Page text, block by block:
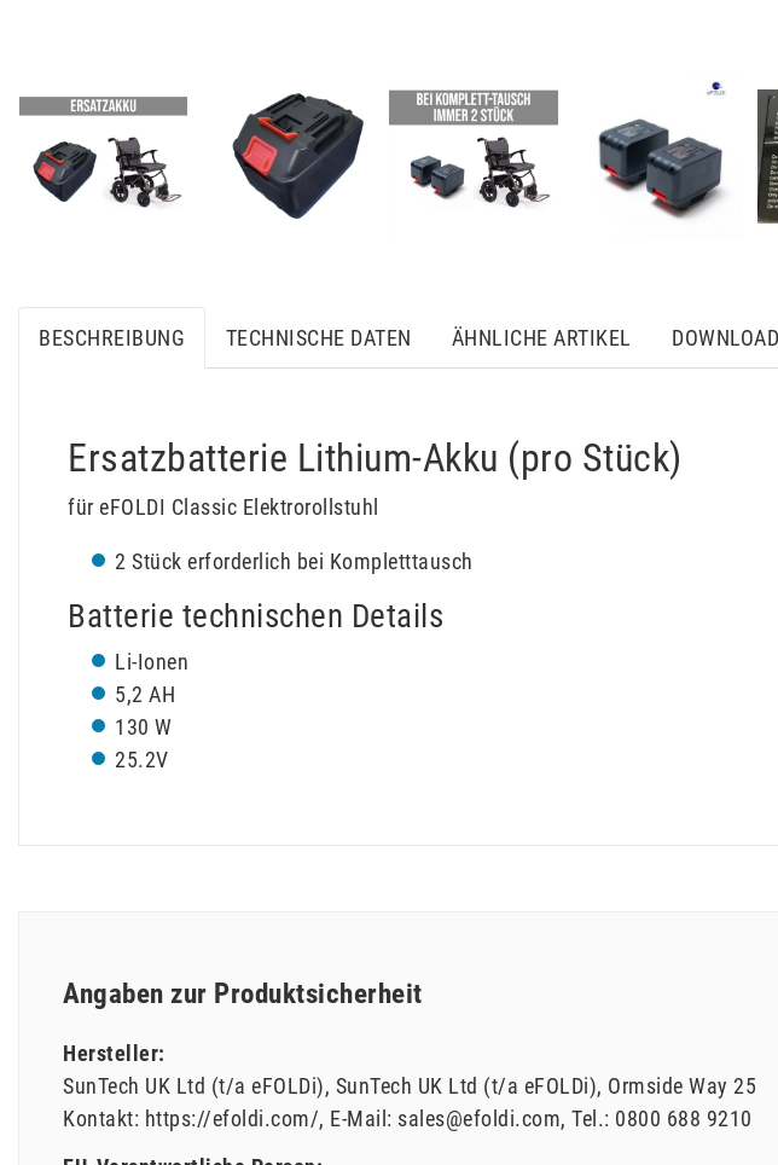
BESCHREIBUNG TECHNISCHE DATEN ÄHNLICHE ARTIKEL DOWNLOAD
Ersatzbatterie Lithium-Akku (pro Stück)
für eFOLDI Classic Elektrorollstuhl
2 Stück erforderlich bei Kompletttausch
Batterie technischen Details
Li-Ionen
5,2 AH
130 W
25.2V
Angaben zur Produktsicherheit
Hersteller:
SunTech UK Ltd (t/a eFOLDi) SunTech UK Ltd (t/a eFOLDi) Ormside Way 25
Kontakt: https://efoldi.com/ E-Mail: sales@efoldi.com Tel.: 0800 688 9210